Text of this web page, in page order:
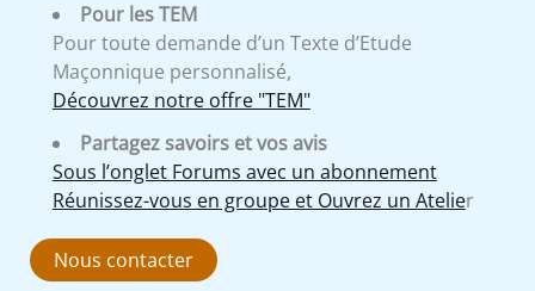
Pour les TEM
Pour toute demande d’un Texte d’Etude
Maçonnique personnalisé,
Découvrez notre offre "TEM"
Partagez savoirs et vos avis
Sous l’onglet Forums avec un abonnement
Réunissez-vous en groupe et Ouvrez un Atelier
Nous contacter